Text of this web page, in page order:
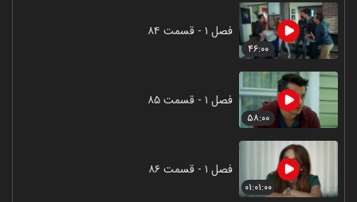
۴۶:۰۰
فصل ۱ - قسمت ۸۴
۵۸:۰۰
فصل ۱ - قسمت ۸۵
۰۱:۰۱:۰۰
فصل ۱ - قسمت ۸۶